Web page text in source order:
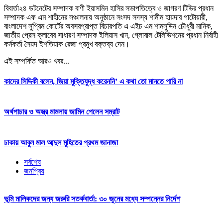
বিবার্তা২৪ ডটনেটের সম্পাদক বাণী ইয়াসমিন হাসির সভাপতিত্বে ও জাগরণ টিভির প্রধান
সম্পাদক এফ এম শাহীনের সঞ্চালনায় অনুষ্ঠানে সংসদ সদস্য শামীম হায়দার পাটোয়ারী,
বাংলাদেশ সুপ্রিম কোর্টের অবসরপ্রাপ্ত বিচারপতি এ এইচ এম শামসুদ্দিন চৌধুরী মানিক,
জাতীয় প্রেস ক্লাবের সাধারণ সম্পাদক ইলিয়াস খান, গ্লোবাল টেলিভিশনের প্রধান নির্বাহী
কর্মকর্তা সৈয়দ ইশতিয়াক রেজা প্রমুখ বক্তব্য দেন।
এই সম্পর্কিত আরও খবর...
কাদের সিদ্দিকী বলেন, জিয়া মুক্তিযুদ্ধ করেননি’ এ কথা তো মানতে পারি না
অর্থপাচার ও অস্ত্র মামলায় জামিন পেলেন সম্রাট
ঢাকায় আবুল মাল আব্দুল মুহিতের প্রথম জানাজা
সর্বশেষ
জনপ্রিয়
ভূমি মালিকদের জন্য জরুরি সতর্কবার্তা: ৩০ জুনের মধ্যে সম্পন্নের নির্দেশ